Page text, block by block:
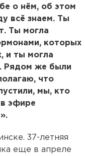
о нём, об этом
всё знаем. Ты
Ты могла
которых
и ты могла
Рядом же были
что
мы, кто
в эфире
37-летняя
еще в апреле